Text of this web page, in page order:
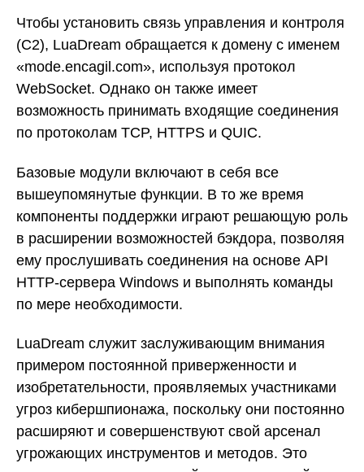
Чтобы установить связь управления и контроля
(C2), LuaDream обращается к домену с именем
«mode.encagil.com», используя протокол
WebSocket. Однако он также имеет
возможность принимать входящие соединения
по протоколам TCP, HTTPS и QUIC.
Базовые модули включают в себя все
вышеупомянутые функции. В то же время
компоненты поддержки играют решающую роль
в расширении возможностей бэкдора, позволяя
ему прослушивать соединения на основе API
HTTP-сервера Windows и выполнять команды
по мере необходимости.
LuaDream служит заслуживающим внимания
примером постоянной приверженности и
изобретательности, проявляемых участниками
угроз кибершпионажа, поскольку они постоянно
расширяют и совершенствуют свой арсенал
угрожающих инструментов и методов. Это